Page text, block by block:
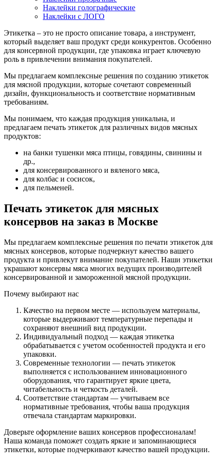
Наклейки голографические
Наклейки с ЛОГО
Этикетка – это не просто описание товара, а инструмент,
который выделяет ваш продукт среди конкурентов. Особенно
для консервной продукции, где упаковка играет ключевую
роль в привлечении внимания покупателей.
Мы предлагаем комплексные решения по созданию этикеток
для мясной продукции, которые сочетают современный
дизайн, функциональность и соответствие нормативным
требованиям.
Мы понимаем, что каждая продукция уникальна, и
предлагаем печать этикеток для различных видов мясных
продуктов:
на банки тушенки мяса птицы, говядины, свинины и
др.,
для консервированного и вяленого мяса,
для колбас и сосисок,
для пельменей.
Печать этикеток для мясных
консервов на заказ в Москве
Мы предлагаем комплексные решения по печати этикеток для
мясных консервов, которые подчеркнут качество вашего
продукта и привлекут внимание покупателей. Наши этикетки
украшают консервы мяса многих ведущих производителей
консервированной и замороженной мясной продукции.
Почему выбирают нас
Качество на первом месте — используем материалы,
которые выдерживают температурные перепады и
сохраняют внешний вид продукции.
Индивидуальный подход — каждая этикетка
обрабатывается с учетом особенностей продукта и его
упаковки.
Современные технологии — печать этикеток
выполняется с использованием инновационного
оборудования, что гарантирует яркие цвета,
читабельность и четкость деталей.
Соответствие стандартам — учитываем все
нормативные требования, чтобы ваша продукция
отвечала стандартам маркировки.
Доверьте оформление ваших консервов профессионалам!
Наша команда поможет создать яркие и запоминающиеся
этикетки, которые подчеркивают качество вашей продукции.